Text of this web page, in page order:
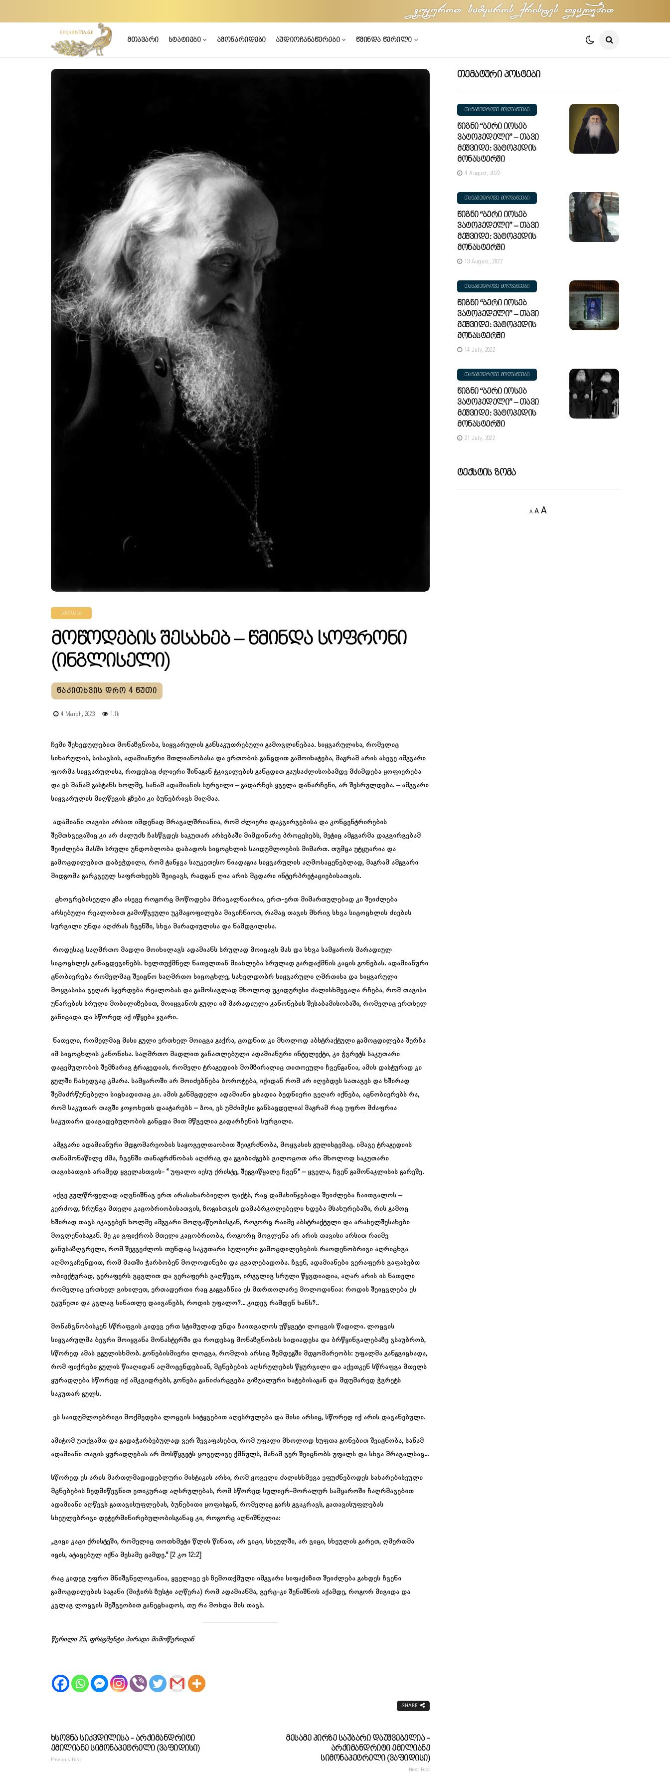
vuyuroT samyaros qristes TvalebiT
მთავარი სტატიები ამონარიდები აუდიოჩანაწერები წმინდა წერილი
ᲔᲙᲚᲔᲡᲘᲐ
Მოწოდების Შესახებ – Წმინდა Სოფრონი
(ინგლისელი)
4 March, 2023 1.1k
ჩემი შეხედულებით მონაზვნობა, სიყვარულის განსაკუთრებული გამოვლინებაა. სიყვარულისა, რომელიც
სიხარულის, სისავსის, ადამიანური მთლიანობასა და ერთობის განცდით გამოიხატება, მაგრამ არის ასევე იმგვარი
ფორმა სიყვარულისა, როდესაც ძლიერი შინაგან ტკივილების განცდით გაუსაძლისობამდე მძიმდება ყოფიერება
და ეს მანამ გასტანს ხოლმე, სანამ ადამიანის სურვილი – გადარჩეს ყველა დანარჩენი, არ შესრულდება. – ამგვარი
სიყვარულის მიღწევის გზები კი ბუნებრივს მიღმაა.
ადამიანი თავისი არსით იმდენად მრავალშრიანია, რომ ძლიერი დაკვირვებისა და კონცენტრირების
შემთხვევაშიც კი არ ძალუძს ჩასწვდეს საკუთარ არსებაში მიმდინარე პროცესებს, მეტიც ამგვარმა დაკვირვებამ
შეიძლება მასში სრული უნდობლობა დაბადოს სიცოცხლის საიდუმლოების მიმართ. თუმცა უტყუარია და
გამოცდილებით დაბეჭდილი, რომ ტანჯვა საუკეთესო ნიადაგია სიყვარულის აღმოსაცენებლად, მაგრამ ამგვარი
მიდგომა გარკვეულ საფრთხეებს შეიცავს, რადგან ღია არის მცდარი ინტერპრეტაციებისათვის.
ცხოვრებისეული გზა ისევე როგორც მოწოდება მრავალნაირია, ერთ-ერთ მიმართულებად კი შეიძლება
არსებული რეალობით გამოწვეული უკმაყოფილება მივიჩნიოთ, რამაც თავის მხრივ სხვა სიცოცხლის ძიების
სურვილი უნდა აღძრას ჩვენში, სხვა მარადიულისა და ნამდვილისა.
როდესაც საღმრთო მადლი მოიხილავს ადამიანს სრულად მოიცავს მას და სხვა სამყაროს მარადიულ
სიცოცხლეს განაცდევინებს. ხელთუქმნელ ნათელთან მიახლება სრულად გარდაქმნის კაცის გონებას. ადამიანური
ცნობიერება რომელმაც შეიცნო საღმრთო სიცოცხლე, სახელდობრ სიყვარული ღმრთისა და სიყვარული
მოყვასისა ვეღარ სჯერდება რეალობას და გამოსავლად მხოლოდ უკიდურესი ძალისხმევაღა რჩება, რომ თავისი
უნარების სრული მობილიზებით, მოიყვანოს გული იმ მარადიული კანონების შესაბამისობაში, რომელიც ერთხელ
განიცადა და სწორედ აქ იწყება ჯვარი.
ნათელი, რომელმაც მისი გული ერთხელ მოიცვა გაქრა, ცოდნით კი მხოლოდ აბსტრაქტული გამოცდილება შერჩა
იმ სიცოცხლის კანონისა. საღმრთო მადლით განათლებული ადამიანური ინტელექტი, კი ჭვრეტს საკუთარი
დაცემულობის შემზარავ ტრაგედიას, რომელი ტრაგედიის მომზირალიც თითოეული ჩვენგანია, ამის დასტურად კი
გულში ჩახედვაც კმარა. სამყაროში არ მოიძებნება ბოროტება, იქიდან რომ არ იღებდეს სათავეს და ხშირად
შემაძრწუნებელი სიცხადითაც კი. ამის განმცდელი ადამიანი ცხადია ბედნიერი ვეღარ იქნება, აცნობიერებს რა,
რომ საკუთარ თავში ჯოჯოხეთს დაატარებს – ჰოი, ეს უმძიმესი განსაცდელია! მაგრამ რაც უფრო მძაფრია
საკუთარი დაავადებულობის განცდა მით მწველია გადარჩენის სურვილი.
ამგვარი ადამიანური მდგომარეობის საყოველთაობით შეიგრძნობა, მოყვასის გულისცემაც. იმავე ტრაგედიის
თანამონაწილე ძმა, ჩვენში თანაგრძნობას აღძრავ და გვიბიძგებს ვილოცოთ არა მხოლოდ საკუთარი
თავისათვის არამედ ყველასთვის- “ უფალო იესუ ქრისტე, შეგვიწყალე ჩვენ” – ყველა, ჩვენ გამონაკლისის გარეშე.
აქვე გულწრფელად აღვნიშნავ ერთ არასახარბიელო ფაქტს, რაც დამახინჯებადა შეიძლება ჩაითვალოს –
კერძოდ, ზრუნვა მთელი კაცობრიობისათვის, ზოგისთვის დამაბრკოლებელი ხდება მსახურებაში, რის გამოც
ხშირად თავს იკავებენ ხოლმე ამგვარი მოღვაწეობისგან, როგორც რაიმე აბსტრაქტული და არახელშესახები
მოვლენისაგან. მე კი ვფიქრობ მთელი კაცობრიობა, როგორც მოვლენა არ არის თავისი არსით რაიმე
განუსაზღვრელი, რომ შეგვეძლოს თუნდაც საკუთარი სულიერი გამოცდილებების რაოდენობრივი აღრიცხვა
აღმოვაჩენდით, რომ მათში ჭარბობენ მოლოდინები და ცვალებადობა. ჩვენ, ადამიანები ვერაფერს ვაფასებთ
ობიექტურად, ვერაფერს ვცვლით და ვერაფერს ვაღწევთ, ირგვლივ სრული წყვდიადია, აღარ არის ის ნათელი
რომელიც ერთხელ ვიხილეთ, ერთადერთი რაც გაგვაჩნია ეს მთრთოლარე მოლოდინია: როდის შეიცვლება ეს
უკუნეთი და კვლავ სინათლე დაივანებს, როდის უფალო?… კიდევ რამდენ ხანს?..
მონაზვნობისკენ სწრაფვის კიდევ ერთ სტიმულად უნდა ჩაითვალოს უწყვეტი ლოცვის წადილი. ლოცვის
სიყვარულმა ბევრი მოიყვანა მონასტერში და როდესაც მონაზვნობის სიდიადესა და ბრწყინვალებაზე ვსაუბრობ,
სწორედ ამას ვგულისხმობ. გონებისმიერი ლოცვა, რომლის არსიც შემდეგში მდგომარეობს: უფალმა განგვიცხადა,
რომ ფიქრები გულის წიაღიდან აღმოცენდებიან, მცნებების აღსრულების წყურვილი და აქეთკენ სწრაფვა მთელს
ყურადღება სწორედ იქ ამკვიდრებს, გონება განიძარცვება ვიზუალური ხატებისაგან და მდუმარედ ჭვრეტს
საკუთარ გულს.
ეს საიდუმლოებრივი მოქმედება ლოცვის სიტყვებით აღესრულება და მისი არსიც, სწორედ იქ არის დავანებული.
ამიტომ უთქვამთ და გადაჭარბებულად ვერ შევაფასებთ, რომ უფალი მხოლოდ სუფთა გონებით შეიცნობა, სანამ
ადამიანი თავის ყურადღებას არ მოსწყვეტს ყოველივე ქმნულს, მანამ ვერ შეიცნობს უფალს და სხვა მრავალსაც…
სწორედ ეს არის მართლმადიდებლური მისტიკის არსი, რომ ყოველი ძალისხმევა ეფუძნებოდეს სახარებისეული
მცნებების ზედმიწევნით ეთიკურად აღსრულებას, რომ სწორედ სულიერ-მორალურ სამყაროში ჩაღრმავებით
ადამიანი აღწევს გათავისუფლებას, ბუნებითი ყოფისგან, რომელიც გარს გვაკრავს, გათავისუფლებას
სხეულებრივი დეტერმინირებულობისგანაც კი, როგორც აღნიშნულია:
„ვიცი კაცი ქრისტეში, რომელიც თოთხმეტი წლის წინათ, არ ვიცი, სხეულში, არ ვიცი, სხეულის გარეთ, ღმერთმა
იცის, ატაცებულ იქნა მესამე ცამდე.“ [2 კო 12:2]
რაც კიდევ უფრო მნიშვნელოვანია, ყველივე ეს ზემოთქმული იმგვარი სიფაქიზით შეიძლება გახდეს ჩვენი
გამოცდილების საგანი (მიჭირს ზუსტი აღწერა) რომ ადამიანმა, ვერც-კი შენიშნოს აქამდე, როგორ მივიდა და
კვლავ ლოცვის მეშვეობით განეცხადოს, თუ რა მოხდა მის თავს.
წერილი 25, ფრაგმენტი პირადი მიმოწერიდან
SHARE
Ხსოვნა Სიკვდილისა - Არქიმანდრიტი
Ემილიანე Სიმონაპეტრელი (ვაფიდისი)
Previous Post
Მესამე Პირზე Საუბარი Დაუშვებელია -
Არქიმანდრიტი Ემილიანე
Სიმონაპეტრელი (ვაფიდისი)
Next Post
Თემატური Პოსტები
ᲗᲐᲜᲐᲛᲔᲓᲠᲝᲕᲔ ᲛᲝᲦᲕᲐᲬᲔᲔᲑᲘ
Წიგნი “ბერი Იოსებ
Ვატოპედელი” – Თავი
Მეშვიდე: Ვატოპედის
Მონასტერში
4 August, 2022
ᲗᲐᲜᲐᲛᲔᲓᲠᲝᲕᲔ ᲛᲝᲦᲕᲐᲬᲔᲔᲑᲘ
Წიგნი “ბერი Იოსებ
Ვატოპედელი” – Თავი
Მეშვიდე: Ვატოპედის
Მონასტერში
13 August, 2022
ᲗᲐᲜᲐᲛᲔᲓᲠᲝᲕᲔ ᲛᲝᲦᲕᲐᲬᲔᲔᲑᲘ
Წიგნი “ბერი Იოსებ
Ვატოპედელი” – Თავი
Მეშვიდე: Ვატოპედის
Მონასტერში
14 July, 2022
ᲗᲐᲜᲐᲛᲔᲓᲠᲝᲕᲔ ᲛᲝᲦᲕᲐᲬᲔᲔᲑᲘ
Წიგნი “ბერი Იოსებ
Ვატოპედელი” – Თავი
Მეშვიდე: Ვატოპედის
Მონასტერში
21 July, 2022
Ტექსტის Ზომა
A
Decrease
A Reset
A